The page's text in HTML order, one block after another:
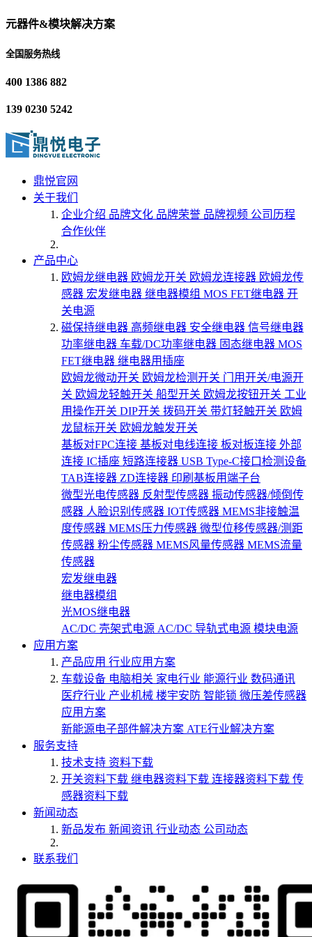
元器件&模块解决方案
全国服务热线
400 1386 882
139 0230 5242
鼎悦官网
关于我们
企业介绍 品牌文化 品牌荣誉 品牌视频 公司历程
合作伙伴
产品中心
欧姆龙继电器 欧姆龙开关 欧姆龙连接器 欧姆龙传
感器 宏发继电器 继电器模组 MOS FET继电器 开
关电源
磁保持继电器 高频继电器 安全继电器 信号继电器
功率继电器 车载/DC功率继电器 固态继电器 MOS
FET继电器 继电器用插座
欧姆龙微动开关 欧姆龙检测开关 门用开关/电源开
关 欧姆龙轻触开关 船型开关 欧姆龙按钮开关 工业
用操作开关 DIP开关 拨码开关 带灯轻触开关 欧姆
龙鼠标开关 欧姆龙触发开关
基板对FPC连接 基板对电线连接 板对板连接 外部
连接 IC插座 短路连接器 USB Type-C接口检测设备
TAB连接器 ZD连接器 印刷基板用端子台
微型光电传感器 反射型传感器 振动传感器/倾倒传
感器 人脸识别传感器 IOT传感器 MEMS非接触温
度传感器 MEMS压力传感器 微型位移传感器/测距
传感器 粉尘传感器 MEMS风量传感器 MEMS流量
传感器
宏发继电器
继电器模组
光MOS继电器
AC/DC 壳架式电源 AC/DC 导轨式电源 模块电源
应用方案
产品应用 行业应用方案
车载设备 电脑相关 家电行业 能源行业 数码通讯
医疗行业 产业机械 楼宇安防 智能锁 微压差传感器
应用方案
新能源电子部件解决方案 ATE行业解决方案
服务支持
技术支持 资料下载
开关资料下载 继电器资料下载 连接器资料下载 传
感器资料下载
新闻动态
新品发布 新闻资讯 行业动态 公司动态
联系我们